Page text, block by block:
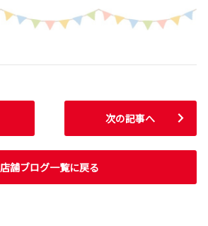
店舗ブログ一覧に戻る
次の記事へ